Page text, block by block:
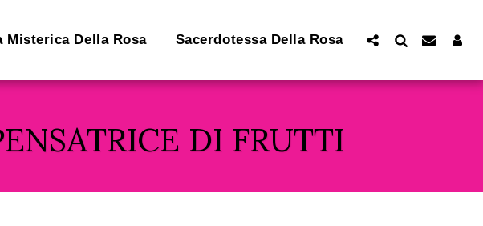
Misterica Della Rosa Sacerdotessa Della Rosa
DI FRUTTI